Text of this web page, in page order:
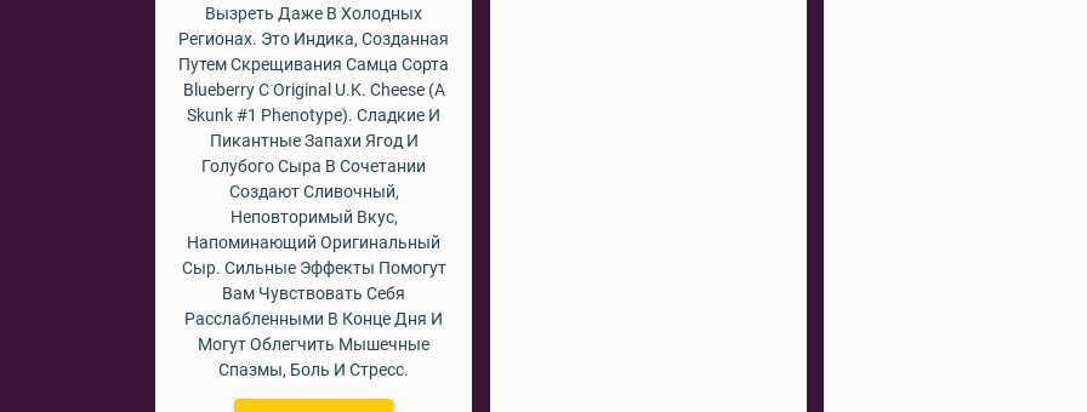
Вызреть Даже В Холодных
Регионах. Это Индика, Созданная
Путем Скрещивания Самца Сорта
Blueberry С Original U.K. Cheese (a
Skunk #1 Phenotype). Сладкие И
Пикантные Запахи Ягод И
Голубого Сыра В Сочетании
Создают Сливочный,
Неповторимый Вкус,
Напоминающий Оригинальный
Сыр. Сильные Эффекты Помогут
Вам Чувствовать Себя
Расслабленными В Конце Дня И
Могут Облегчить Мышечные
Спазмы, Боль И Стресс.